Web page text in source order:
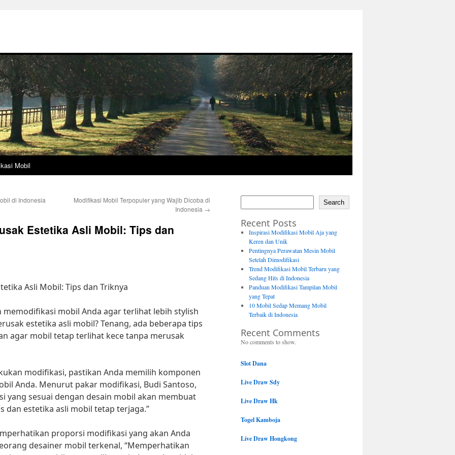
Mobil
di Indonesia
Modifikasi Mobil Terpopuler yang Wajib Dicoba di
Indonesia →
Estetika Asli Mobil: Tips dan
Asli Mobil: Tips dan Triknya
memodifikasi mobil Anda agar terlihat lebih stylish
estetika asli mobil? Tenang, ada beberapa tips
agar mobil tetap terlihat kece tanpa merusak
modifikasi, pastikan Anda memilih komponen
Anda. Menurut pakar modifikasi, Budi Santoso,
yang sesuai dengan desain mobil akan membuat
estetika asli mobil tetap terjaga.”
proporsi modifikasi yang akan Anda
desainer mobil terkenal, “Memperhatikan
Search
Recent Posts
Inspirasi Modifikasi Mobil Aja yang
Keren dan Unik
Pentingnya Perawatan Mesin Mobil
Setelah Dimodifikasi
Trend Modifikasi Mobil Terbaru yang
Sedang Hits di Indonesia
Panduan Modifikasi Tampilan Mobil
yang Tepat
10 Mobil Sedap Memang Mobil
Terbaik di Indonesia
Recent Comments
No comments to show.
Slot Dana
Live Draw Sdy
Live Draw Hk
Togel Kamboja
Live Draw Hongkong